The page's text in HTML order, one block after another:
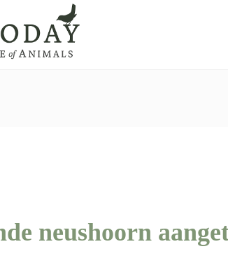
neushoorn